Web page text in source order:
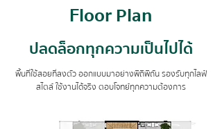
Floor Plan
ปลดล็อกทุกความเป็นไปได้
พื้นที่ใช้สอยที่ลงตัว ออกแบบมาอย่างพิถีพิถัน รองรับทุกไลฟ์
สไตล์ ใช้งานได้จริง ตอบโจทย์ทุกความต้องการ